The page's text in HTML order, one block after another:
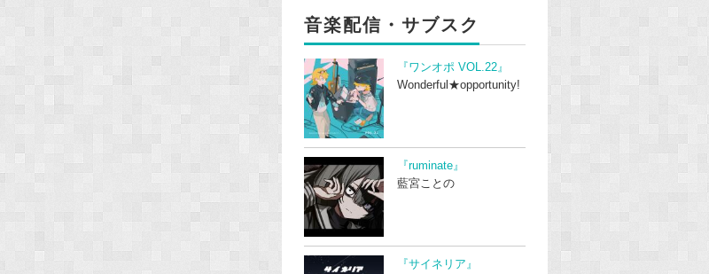
音楽配信・サブスク
『ワンオポ VOL.22』
Wonderful★opportunity!
『ruminate』
藍宮ことの
『サイネリア』